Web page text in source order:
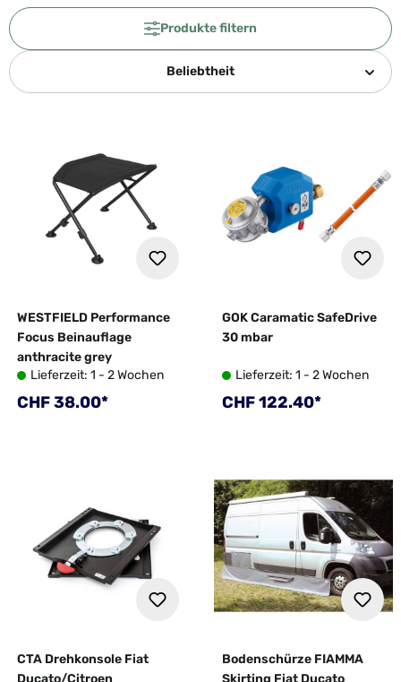
Produkte filtern
Beliebtheit
WESTFIELD Performance
Focus Beinauflage
anthracite grey
Lieferzeit: 1 - 2 Wochen
Regulärer Preis:
CHF 38.00*
GOK Caramatic SafeDrive
30 mbar
Lieferzeit: 1 - 2 Wochen
Regulärer Preis:
CHF 122.40*
CTA Drehkonsole Fiat
Ducato/Citroen
Bodenschürze FIAMMA
Skirting Fiat Ducato